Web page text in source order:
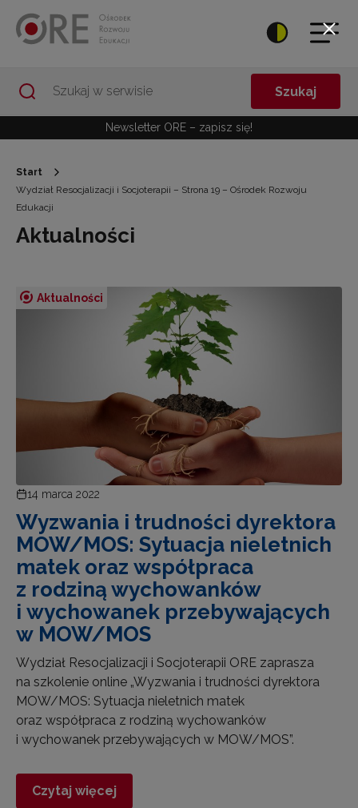
Szukaj
Newsletter ORE – zapisz się!
Start
Wydział Resocjalizacji i Socjoterapii – Strona 19 – Ośrodek Rozwoju
Edukacji
Aktualności
Aktualności
14 marca 2022
Wyzwania i trudności dyrektora
MOW/MOS: Sytuacja nieletnich
matek oraz współpraca
z rodziną wychowanków
i wychowanek przebywających
w MOW/MOS
Wydział Resocjalizacji i Socjoterapii ORE zaprasza
na szkolenie online „Wyzwania i trudności dyrektora
MOW/MOS: Sytuacja nieletnich matek
oraz współpraca z rodziną wychowanków
i wychowanek przebywających w MOW/MOS”.
Czytaj więcej